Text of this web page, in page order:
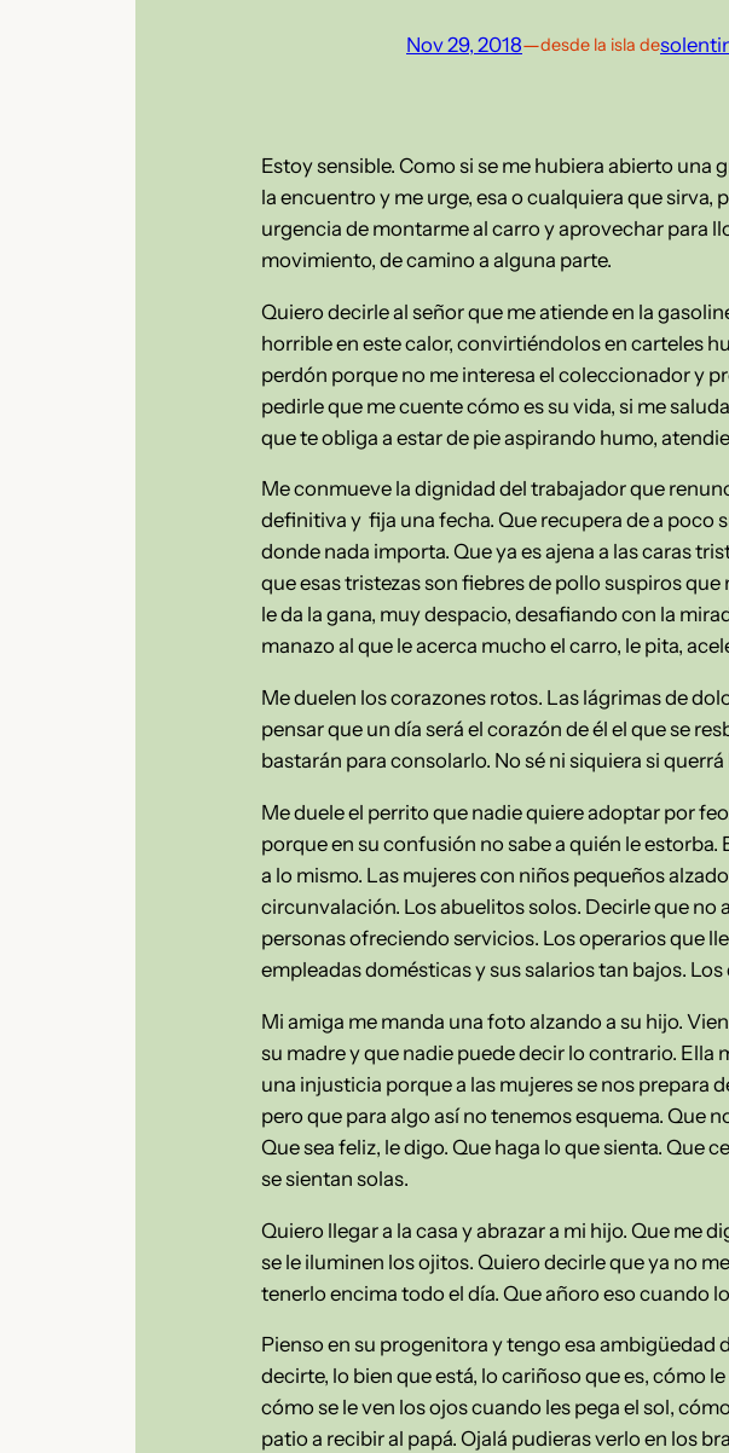
Nov 29, 2018—desde la isla de
Estoy sensible. Como si se me hubiera abierto una
la encuentro y me urge, esa o cualquiera que
urgencia de montarme al carro y aprovechar para
movimiento, de camino a alguna parte.
Quiero decirle al señor que me atiende en la
horrible en este calor, convirtiéndolos en carteles
perdón porque no me interesa el coleccionador y
pedirle que me cuente cómo es su vida, si me
que te obliga a estar de pie aspirando humo,
Me conmueve la dignidad del trabajador que
definitiva y fija una fecha. Que recupera de a poco
donde nada importa. Que ya es ajena a las caras
que esas tristezas son fiebres de pollo suspiros
le da la gana, muy despacio, desafiando con la
manazo al que le acerca mucho el carro, le pita,
Me duelen los corazones rotos. Las lágrimas de
pensar que un día será el corazón de él el que se
bastarán para consolarlo. No sé ni siquiera si
Me duele el perrito que nadie quiere adoptar por
porque en su confusión no sabe a quién le
a lo mismo. Las mujeres con niños pequeños
circunvalación. Los abuelitos solos. Decirle que
personas ofreciendo servicios. Los operarios que
empleadas domésticas y sus salarios tan bajos.
Mi amiga me manda una foto alzando a su hijo.
su madre y que nadie puede decir lo contrario. Ella
una injusticia porque a las mujeres se nos prepara
pero que para algo así no tenemos esquema. Que
Que sea feliz, le digo. Que haga lo que sienta. Que
se sientan solas.
Quiero llegar a la casa y abrazar a mi hijo. Que me
se le iluminen los ojitos. Quiero decirle que ya no
tenerlo encima todo el día. Que añoro eso cuando
Pienso en su progenitora y tengo esa ambigüedad
decirte, lo bien que está, lo cariñoso que es, cómo
cómo se le ven los ojos cuando les pega el sol,
patio a recibir al papá. Ojalá pudieras verlo en los